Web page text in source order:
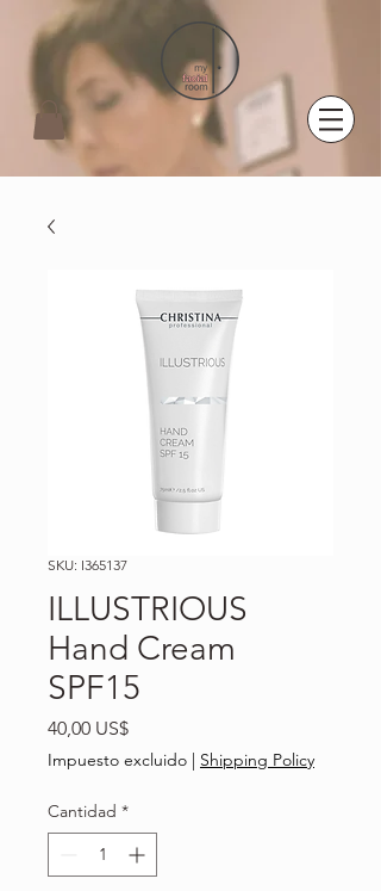
SKU: I365137
ILLUSTRIOUS
Hand Cream
SPF15
40,00 US$Precio
Impuesto excluido Shipping Policy
Cantidad *